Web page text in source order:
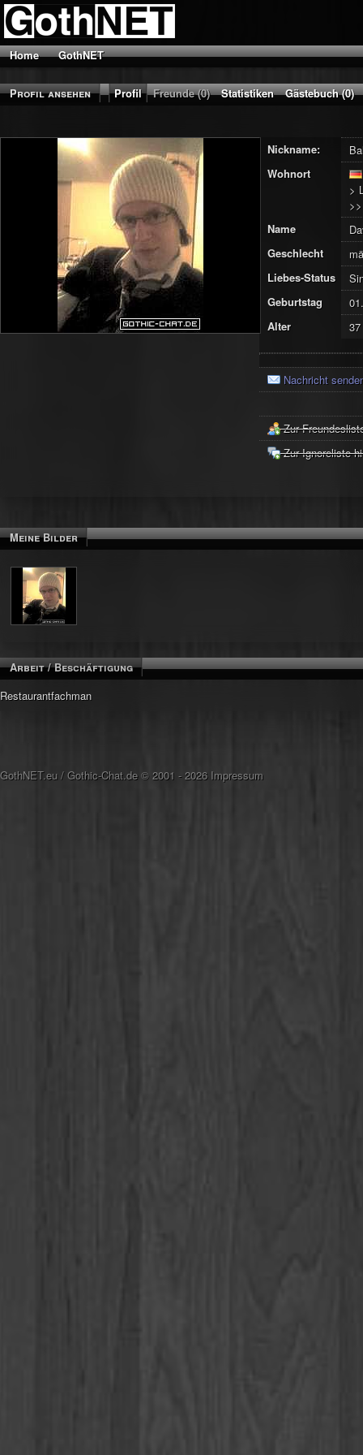
Home GothNET
Profil ansehen Profil Freunde (0) Statistiken Gästebuch (0)
Nickname:
Wohnort
>
Name
Geschlecht
Liebes-Status
Geburtstag
Alter
37
Nachricht
Zur
Zur Ignoreliste
Meine Bilder
Arbeit / Beschäftigung
Restaurantfachman
GothNET.eu /Gothic-Chat.de© 2001 - 2026 Impressum